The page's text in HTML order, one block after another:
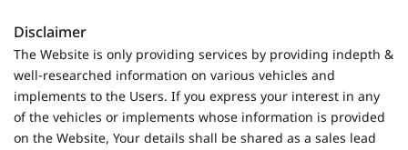
Disclaimer
The Website is only providing services by providing indepth &
well-researched information on various vehicles and
implements to the Users. If you express your interest in any
of the vehicles or implements whose information is provided
on the Website, Your details shall be shared as a sales lead